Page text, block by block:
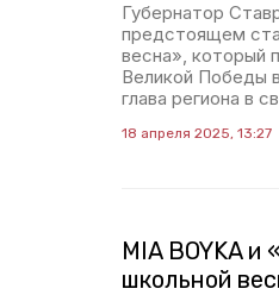
Губернатор
предстоящем
весна», который
Великой Победы
глава региона в
18 апреля 2025, 13:27
MIA BOYKA
школьной